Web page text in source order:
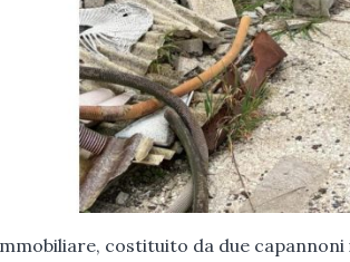
costituito da due